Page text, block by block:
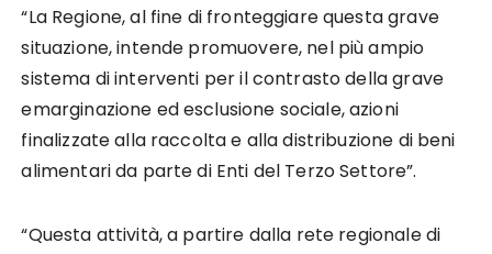
“La Regione, al fine di fronteggiare questa grave
situazione, intende promuovere, nel più ampio
sistema di interventi per il contrasto della grave
emarginazione ed esclusione sociale, azioni
finalizzate alla raccolta e alla distribuzione di beni
alimentari da parte di Enti del Terzo Settore”.
“Questa attività, a partire dalla rete regionale di